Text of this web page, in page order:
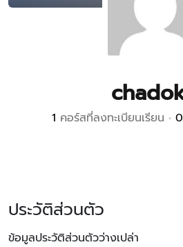
1 คอร์สที่ลงทะเบียนเรียน • 0
ประวัติส่วนตัว
ข้อมูลประวัติส่วนตัวว่างเปล่า